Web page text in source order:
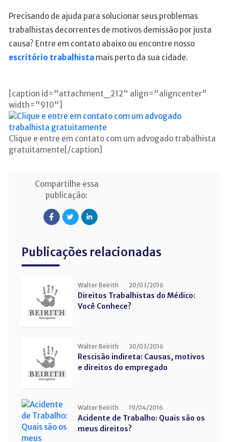
Precisando de ajuda para solucionar seus problemas
trabalhistas decorrentes de motivos demissão por justa
causa? Entre em contato abaixo ou encontre nosso
escritório trabalhistamais perto da sua cidade.
[caption id="attachment_212" align="aligncenter"
width="910"]
Clique e entre em contato com um advogado trabalhista
gratuitamente[/caption]
Compartilhe essa
publicação:
Publicações relacionadas
Walter Beirith 20/03/2016
Direitos Trabalhistas do Médico:
Você Conhece?
Walter Beirith 20/03/2016
Rescisão indireta: Causas, motivos
e direitos do empregado
Walter Beirith 19/04/2016
Acidente de Trabalho: Quais são os
meus direitos?